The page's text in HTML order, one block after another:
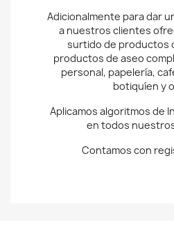
Adicionalmente para dar
a nuestros clientes
surtido de productos
productos de aseo
personal, papelería,
botiquíen y
Aplicamos algoritmos de
en todos
Contamos con